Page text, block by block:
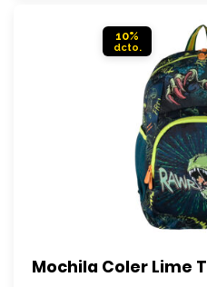
10%
Mochila Coler Lime